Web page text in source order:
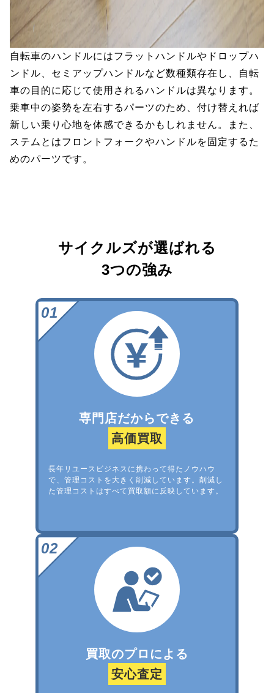
自転車のハンドルにはフラットハンドルやドロップハ
ンドル、セミアップハンドルなど数種類存在し、自転
車の目的に応じて使用されるハンドルは異なります。
乗車中の姿勢を左右するパーツのため、付け替えれば
新しい乗り心地を体感できるかもしれません。また、
ステムとはフロントフォークやハンドルを固定するた
めのパーツです。
サイクルズが選ばれる
3つの強み
専門店だからできる
高価買取
長年リユースビジネスに携わって得たノウハウ
で、管理コストを大きく削減しています。削減し
た管理コストはすべて買取額に反映しています。
買取のプロによる
安心査定